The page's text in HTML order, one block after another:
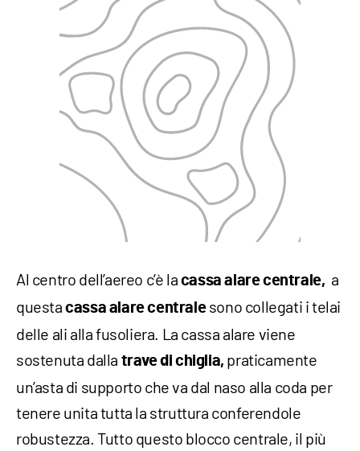
Al centro dell’aereo c’è la cassa alare centrale, a
questacassa alare centralesono collegati i telai
delle ali alla fusoliera. La cassa alare viene
sostenuta dalla trave di chiglia, praticamente
un’asta di supporto che va dal naso alla coda per
tenere unita tutta la struttura conferendole
robustezza. Tutto questo blocco centrale, il più